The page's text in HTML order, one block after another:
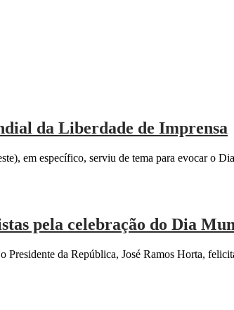
da Liberdade de Imprensa
em específico, serviu de tema para evocar o
pela celebração do Dia
da República, José Ramos Horta,